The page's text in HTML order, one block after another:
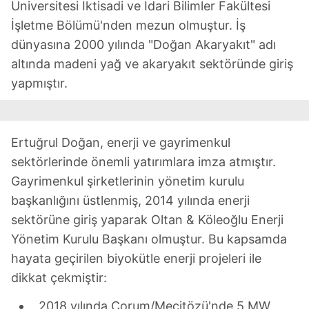
Üniversitesi İktisadi ve İdari Bilimler Fakültesi
İşletme Bölümü'nden mezun olmuştur. İş
dünyasına 2000 yılında "Doğan Akaryakıt" adı
altında madeni yağ ve akaryakıt sektöründe giriş
yapmıştır.
Ertuğrul Doğan, enerji ve gayrimenkul
sektörlerinde önemli yatırımlara imza atmıştır.
Gayrimenkul şirketlerinin yönetim kurulu
başkanlığını üstlenmiş, 2014 yılında enerji
sektörüne giriş yaparak Oltan & Köleoğlu Enerji
Yönetim Kurulu Başkanı olmuştur. Bu kapsamda
hayata geçirilen biyokütle enerji projeleri ile
dikkat çekmiştir:
2018 yılında Çorum/Mecitözü'nde 5 MW